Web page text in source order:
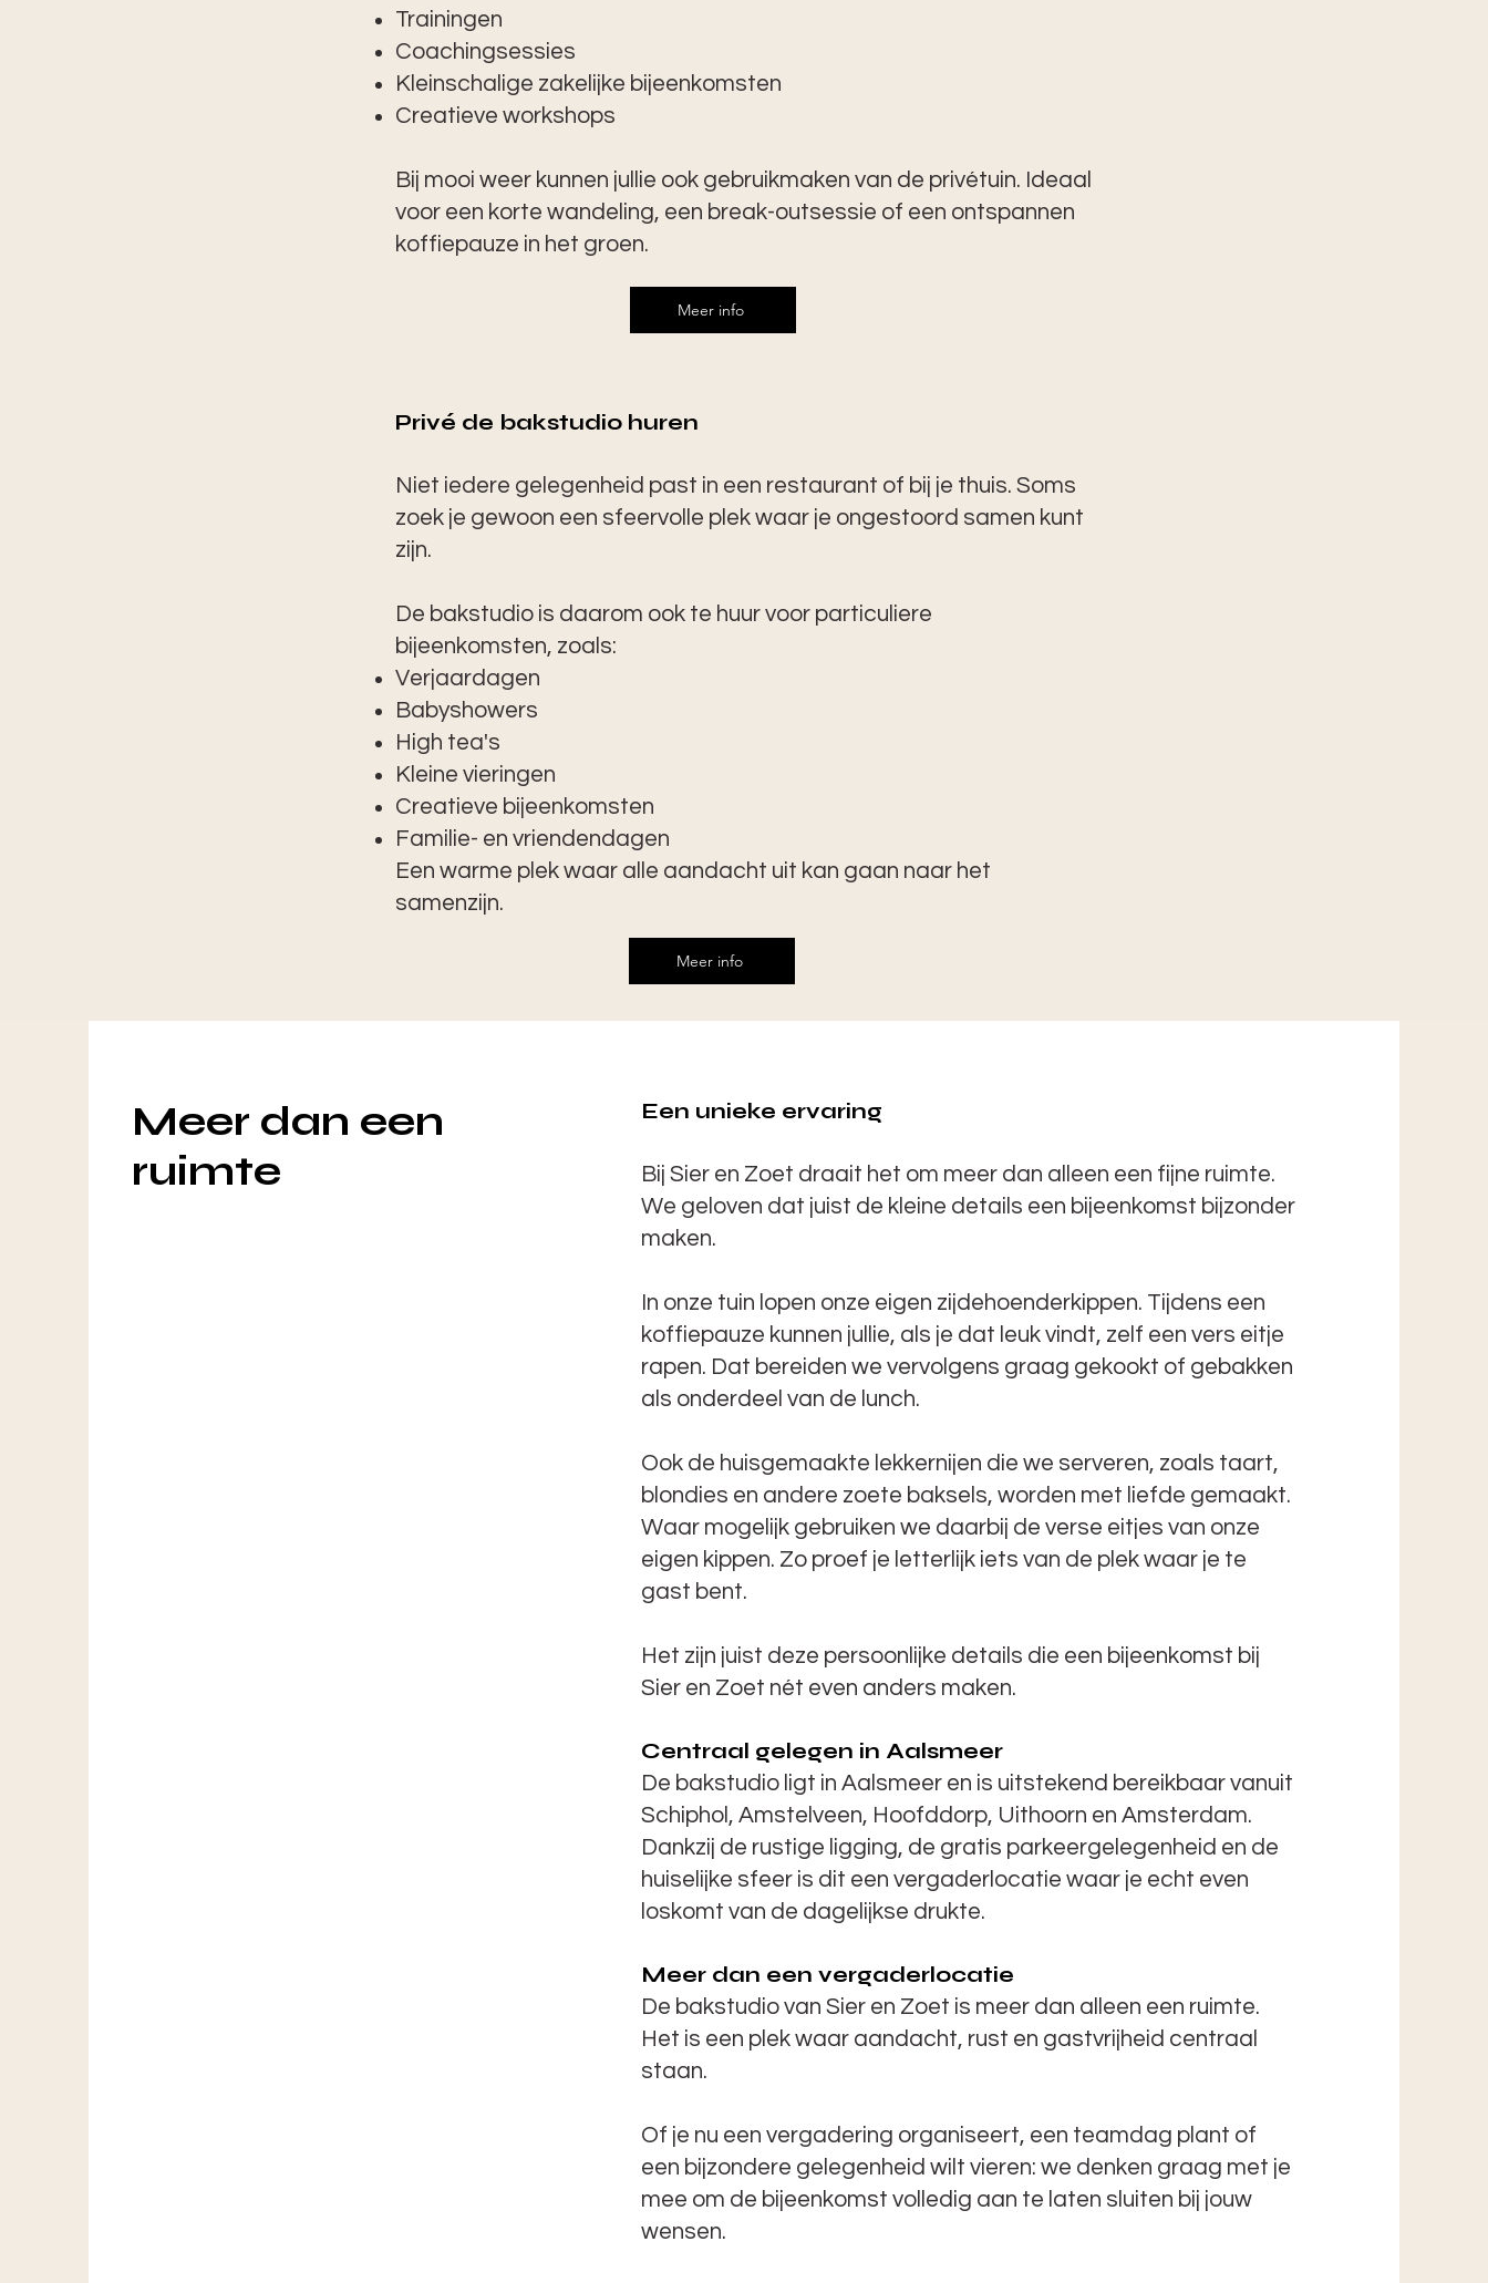
Trainingen
Coachingsessies
Kleinschalige zakelijke bijeenkomsten
Creatieve workshops
Bij mooi weer kunnen jullie ook gebruikmaken van de privétuin. Ideaal
voor een korte wandeling, een break-outsessie of een ontspannen
koffiepauze in het groen.
Meer info
Privé de bakstudio huren
Niet iedere gelegenheid past in een restaurant of bij je thuis. Soms
zoek je gewoon een sfeervolle plek waar je ongestoord samen kunt
zijn.
De bakstudio is daarom ook te huur voor particuliere
bijeenkomsten, zoals:
Verjaardagen
Babyshowers
High tea's
Kleine vieringen
Creatieve bijeenkomsten
Familie- en vriendendagen
Een warme plek waar alle aandacht uit kan gaan naar het
samenzijn.
Meer info
Meer dan een
ruimte
Een unieke ervaring
Bij Sier en Zoet draait het om meer dan alleen een fijne ruimte.
We geloven dat juist de kleine details een bijeenkomst bijzonder
maken.
In onze tuin lopen onze eigen zijdehoenderkippen. Tijdens een
koffiepauze kunnen jullie, als je dat leuk vindt, zelf een vers eitje
rapen. Dat bereiden we vervolgens graag gekookt of gebakken
als onderdeel van de lunch.
Ook de huisgemaakte lekkernijen die we serveren, zoals taart,
blondies en andere zoete baksels, worden met liefde gemaakt.
Waar mogelijk gebruiken we daarbij de verse eitjes van onze
eigen kippen. Zo proef je letterlijk iets van de plek waar je te
gast bent.
Het zijn juist deze persoonlijke details die een bijeenkomst bij
Sier en Zoet nét even anders maken.
Centraal gelegen in Aalsmeer
De bakstudio ligt in Aalsmeer en is uitstekend bereikbaar vanuit
Schiphol, Amstelveen, Hoofddorp, Uithoorn en Amsterdam.
Dankzij de rustige ligging, de gratis parkeergelegenheid en de
huiselijke sfeer is dit een vergaderlocatie waar je echt even
loskomt van de dagelijkse drukte.
Meer dan een vergaderlocatie
De bakstudio van Sier en Zoet is meer dan alleen een ruimte.
Het is een plek waar aandacht, rust en gastvrijheid centraal
staan.
Of je nu een vergadering organiseert, een teamdag plant of
een bijzondere gelegenheid wilt vieren: we denken graag met je
mee om de bijeenkomst volledig aan te laten sluiten bij jouw
wensen.